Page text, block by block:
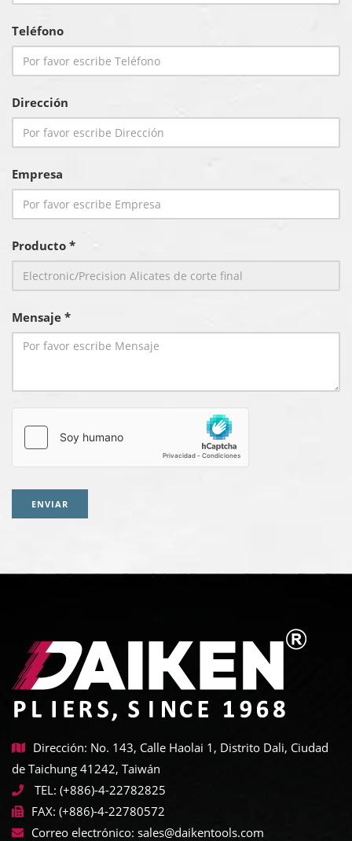
Teléfono
Dirección
Empresa
Producto *
Mensaje *
ENVIAR
Dirección: No. 143, Calle Haolai 1, Distrito Dali, Ciudad
de Taichung 41242, Taiwán
TEL: (+886)-4-22782825
FAX: (+886)-4-22780572
Correo electrónico: sales@daikentools.com